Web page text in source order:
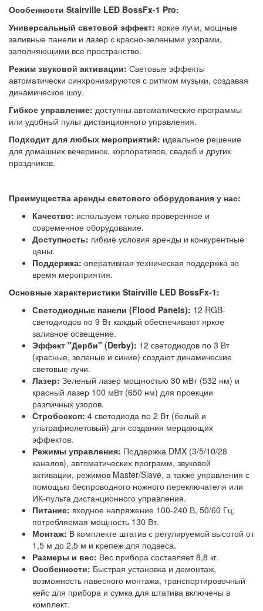
Особенности Stairville LED BossFx-1 Pro:
Универсальный световой эффект: яркие лучи, мощные
заливные панели и лазер с красно-зелеными узорами,
заполняющими все пространство.
Режим звуковой активации: Световые эффекты
автоматически синхронизируются с ритмом музыки, создавая
динамическое шоу.
Гибкое управление: доступны автоматические программы
или удобный пульт дистанционного управления.
Подходит для любых мероприятий: идеальное решение
для домашних вечеринок, корпоративов, свадеб и других
праздников.
Преимущества аренды светового оборудования у нас:
Качество: используем только проверенное и
современное оборудование.
Доступность: гибкие условия аренды и конкурентные
цены.
Поддержка: оперативная техническая поддержка во
время мероприятия.
Основные характеристики Stairville LED BossFx-1:
Светодиодные панели (Flood Panels): 12 RGB-
светодиодов по 9 Вт каждый обеспечивают яркое
заливное освещение.
Эффект "Дерби" (Derby): 12 светодиодов по 3 Вт
(красные, зеленые и синие) создают динамические
световые лучи.
Лазер: Зеленый лазер мощностью 30 мВт (532 нм) и
красный лазер 100 мВт (650 нм) для проекции
различных узоров.
Стробоскоп: 4 светодиода по 2 Вт (белый и
ультрафиолетовый) для создания мерцающих
эффектов.
Режимы управления: Поддержка DMX (3/5/10/28
каналов), автоматических программ, звуковой
активации, режимов Master/Slave, а также управления с
помощью беспроводного ножного переключателя или
ИК-пульта дистанционного управления.
Питание: входное напряжение 100-240 В, 50/60 Гц;
потребляемая мощность 130 Вт.
Монтаж: В комплекте штатив с регулируемой высотой от
1,5 м до 2,5 м и крепеж для подвеса.
Размеры и вес: Вес прибора составляет 8,8 кг.
Особенности: Быстрая установка и демонтаж,
возможность навесного монтажа, транспортировочный
кейс для прибора и сумка для штатива включены в
комплект.